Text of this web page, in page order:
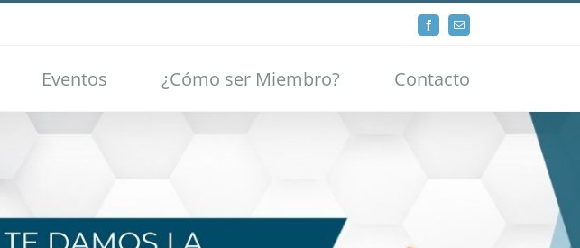
FacebookEmail
Eventos ¿Cómo ser Miembro? Contacto